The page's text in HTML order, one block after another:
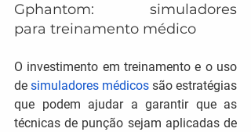
Gphantom: simuladores
para treinamento médico
O investimento em treinamento e o uso
de simuladores médicos são estratégias
que podem ajudar a garantir que as
técnicas de punção sejam aplicadas de